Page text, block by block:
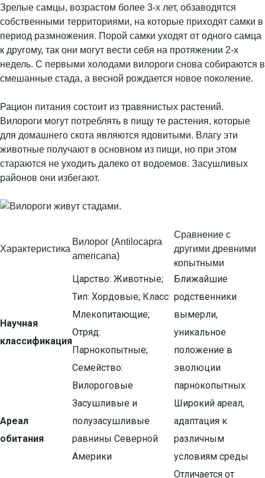
Зрелые самцы, возрастом более 3-х лет, обзаводятся
собственными территориями, на которые приходят самки в
период размножения. Порой самки уходят от одного самца
к другому, так они могут вести себя на протяжении 2-х
недель. С первыми холодами вилороги снова собираются в
смешанные стада, а весной рождается новое поколение.
Рацион питания состоит из травянистых растений.
Вилороги могут потреблять в пищу те растения, которые
для домашнего скота являются ядовитыми. Влагу эти
животные получают в основном из пищи, но при этом
стараются не уходить далеко от водоемов. Засушливых
районов они избегают.
Характеристика
Вилорог (Antilocapra
americana)
Сравнение с
другими древними
копытными
Научная
классификация
Царство: Животные;
Тип: Хордовые; Класс:
Млекопитающие;
Отряд:
Парнокопытные;
Семейство:
Вилороговые
Ближайшие
родственники
вымерли,
уникальное
положение в
эволюции
парнокопытных
Ареал
обитания
Засушливые и
полузасушливые
равнины Северной
Америки
Широкий ареал,
адаптация к
различным
условиям среды
Отличается от